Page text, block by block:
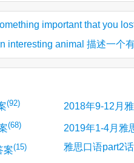
important that you
interesting animal 描述一个
(92) 2018年9-12月
(68) 2019年1-4月雅
案(15) 雅思口语part2